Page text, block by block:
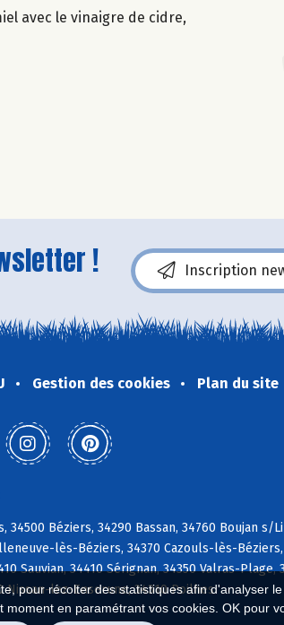
pour récolter des statistiques afin d'analyser
en paramétrant vos cookies. OK pour
avec le vinaigre de cidre,
! Inscription
Gestion des cookies Plan du site
34500 Béziers, 34290 Bassan, 34760 Boujan s/
lès-Béziers, 34370 Cazouls-lès-
Sauvian, 34410 Sérignan, 34350 Valras-Plage,
Nissan-lez-Enserune, 34310 Poilhes